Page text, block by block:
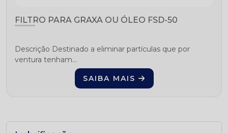
FILTRO PARA GRAXA OU ÓLEO FSD-50
Descrição Destinado a eliminar partículas que por
ventura tenham...
SAIBA MAIS